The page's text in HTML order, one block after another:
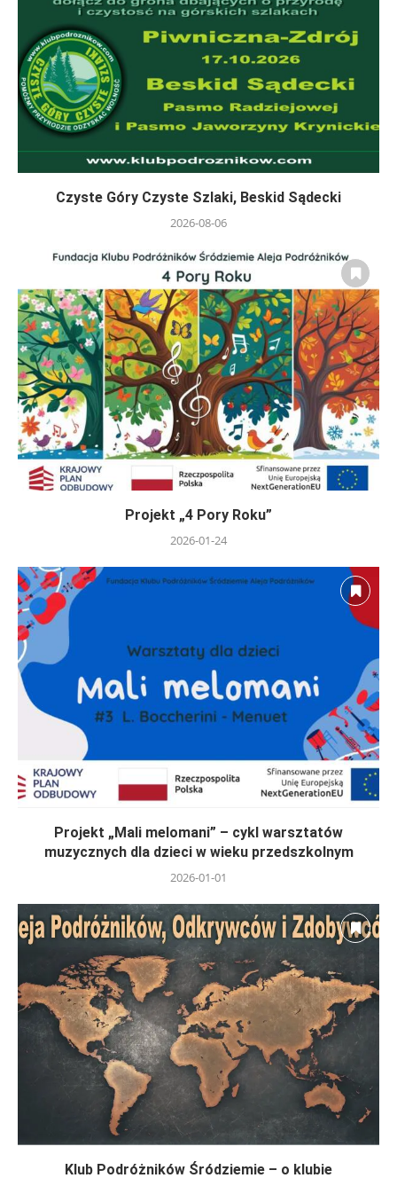
Czyste Góry Czyste Szlaki, Beskid Sądecki
2026-08-06
Projekt „4 Pory Roku”
2026-01-24
Projekt „Mali melomani” – cykl warsztatów
muzycznych dla dzieci w wieku przedszkolnym
2026-01-01
Klub Podróżników Śródziemie – o klubie